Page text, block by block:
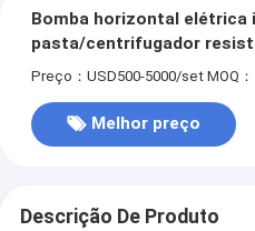
Bomba horizontal elétrica
pasta/centrifugador
Preço：USD500-5000/set MOQ
Melhor preço
Descrição De Produto